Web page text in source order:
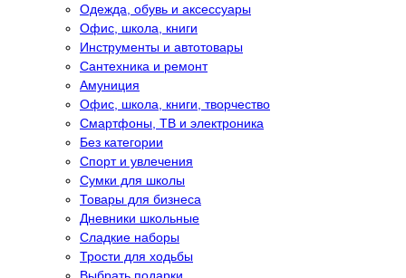
Одежда, обувь и аксессуары
Офис, школа, книги
Инструменты и автотовары
Сантехника и ремонт
Амуниция
Офис, школа, книги, творчество
Смартфоны, ТВ и электроника
Без категории
Спорт и увлечения
Сумки для школы
Товары для бизнеса
Дневники школьные
Сладкие наборы
Трости для ходьбы